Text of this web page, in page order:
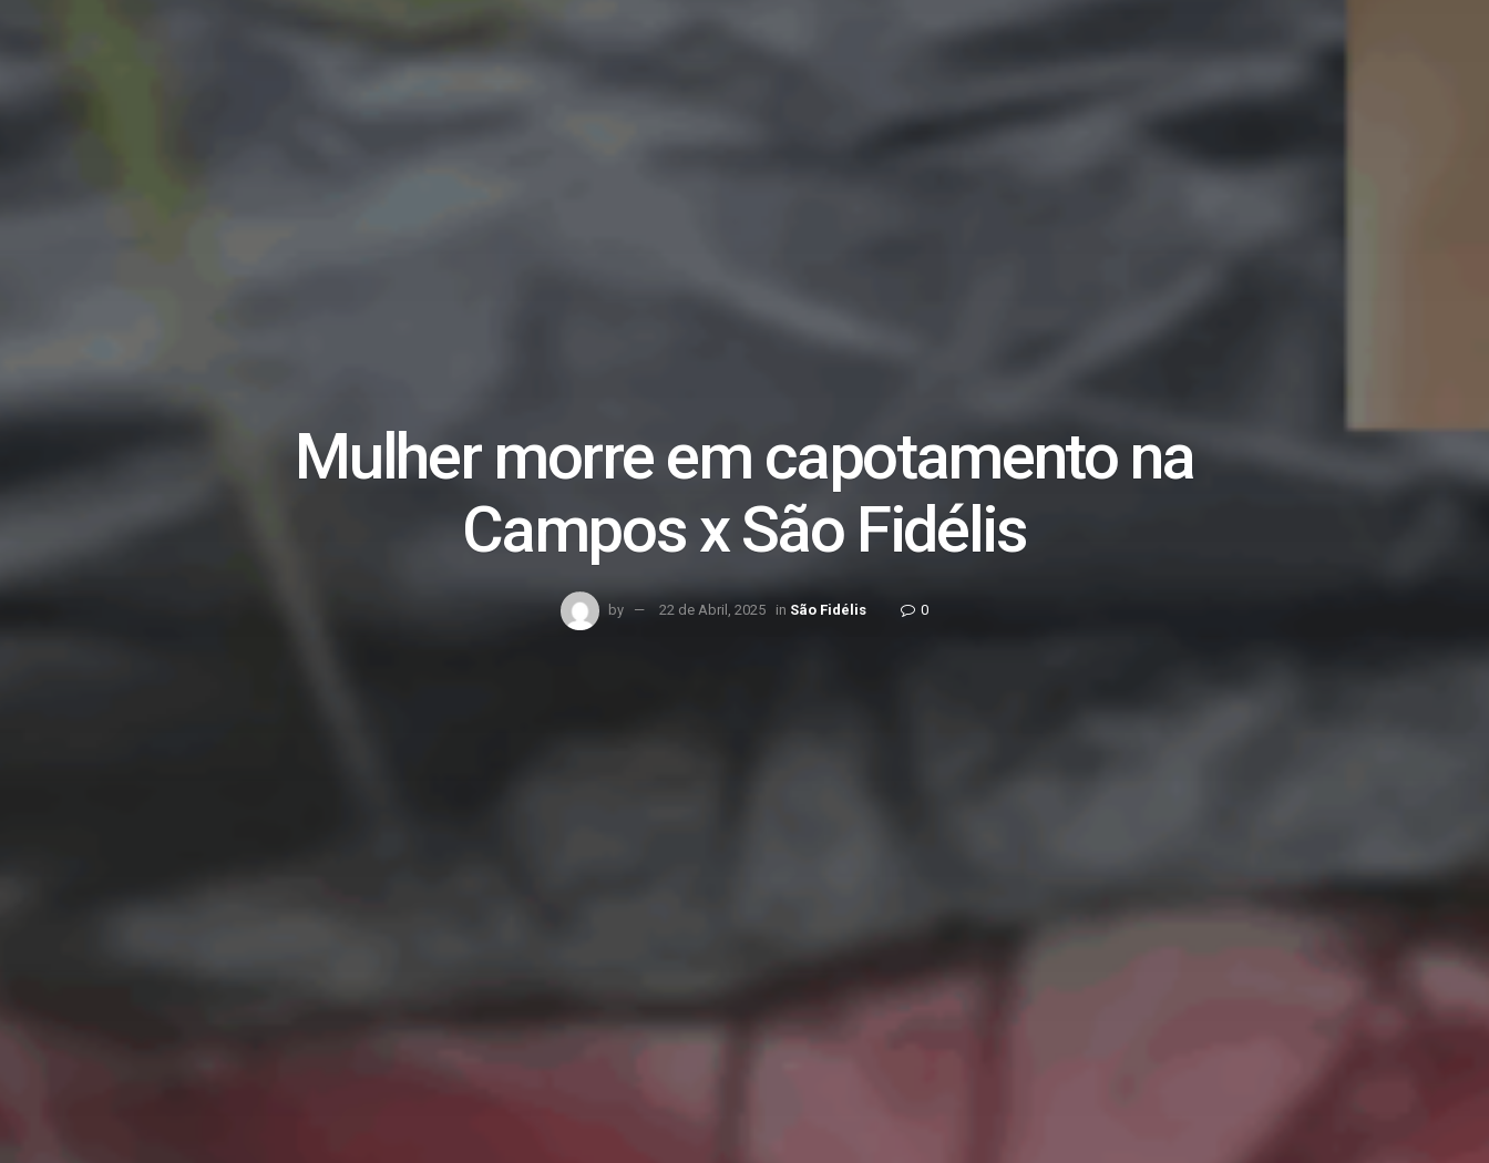
Mulher morre em capotamento na
Campos x São Fidélis
by 22 de Abril, 2025 in São Fidélis 0